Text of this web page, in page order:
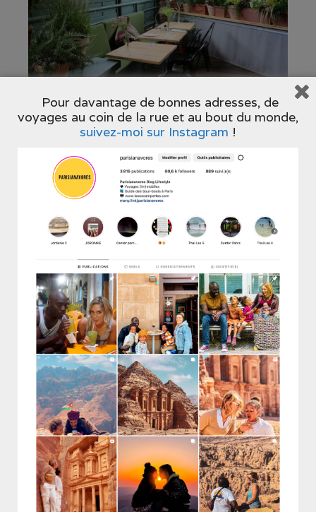
Pour davantage de bonnes adresses, de
voyages au coin de la rue et au bout du monde,
suivez-moi sur Instagram !